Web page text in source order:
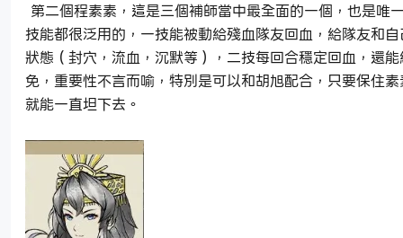
第二個程素素，這是三個補師當中最全面的一個，也是唯
技能都很泛用的，一技能被動給殘血隊友回血，給隊友和
狀態（封穴，流血，沉默等），二技每回合穩定回血，還
免，重要性不言而喻，特別是可以和胡旭配合，只要保住
就能一直坦下去。